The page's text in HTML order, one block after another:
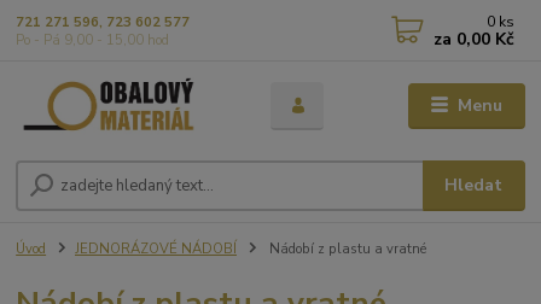
Menu
Hledat
721 271 596, 723 602 577
Po - Pá 9,00 - 15,00 hod
0 ks
za 0,00 Kč
Úvod JEDNORÁZOVÉ NÁDOBÍ Nádobí z plastu a vratné